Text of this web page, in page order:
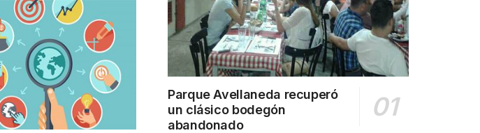
Parque Avellaneda recuperó
un clásico bodegón
abandonado